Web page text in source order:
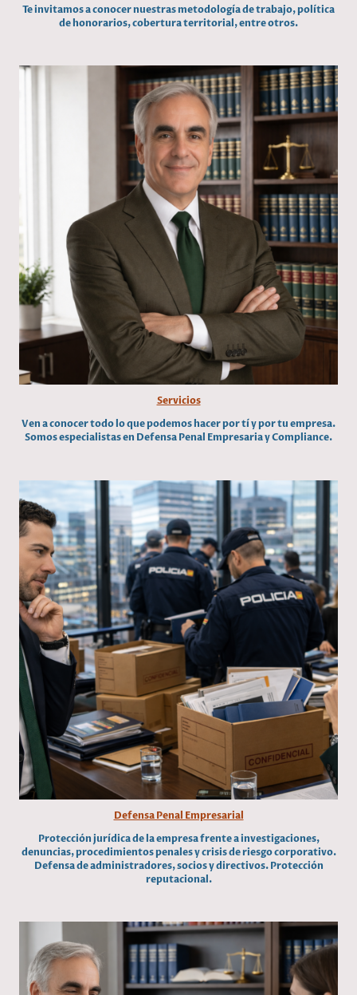
Te invitamos a conocer nuestras metodología de trabajo, política
de honorarios, cobertura territorial, entre otros.
Servicios
Ven a conocer todo lo que podemos hacer por tí y por tu empresa.
Somos especialistas en Defensa Penal Empresaria y Compliance.
Defensa Penal Empresarial
Protección jurídica de la empresa frente a investigaciones,
denuncias, procedimientos penales y crisis de riesgo corporativo.
Defensa de administradores, socios y directivos. Protección
reputacional.